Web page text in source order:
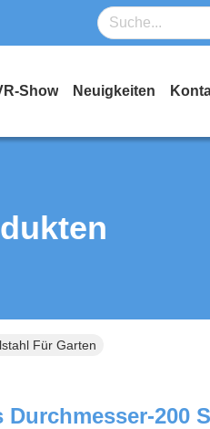
Show Neuigkeiten
Für Garten
Durchmesser-200